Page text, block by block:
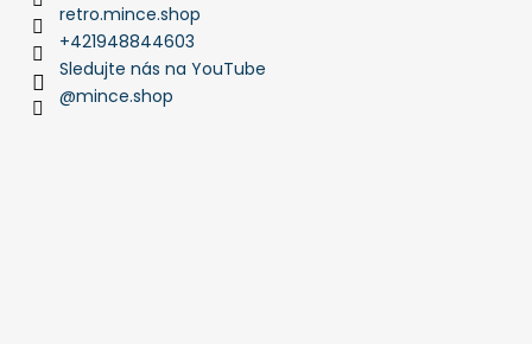
retro.mince.shop
+421948844603
Sledujte nás na YouTube
@mince.shop